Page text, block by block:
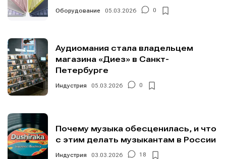
Оборудование 05.03.2026 0
Аудиомания стала владельцем
магазина «Диез» в Санкт-
Петербурге
Индустрия 05.03.2026 0
Почему музыка обесценилась, и что
с этим делать музыкантам в России
Индустрия 03.03.2026 18